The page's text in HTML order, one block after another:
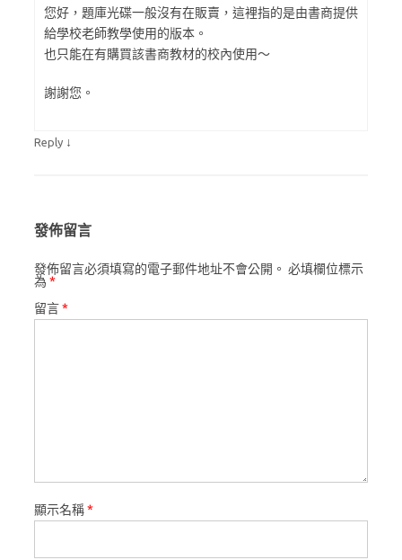
您好，題庫光碟一般沒有在販賣，這裡指的是由書商提供
給學校老師教學使用的版本。
也只能在有購買該書商教材的校內使用～
謝謝您。
Reply ↓
發佈留言
發佈留言必須填寫的電子郵件地址不會公開。 必填欄位標示
為 *
留言*
顯示名稱*